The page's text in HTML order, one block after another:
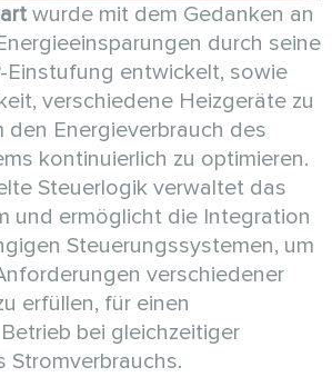
wurde mit dem Gedanken an
durch seine
Einstufung entwickelt, sowie
verschiedene Heizgeräte zu
den Energieverbrauch des
kontinuierlich zu optimieren.
Steuerlogik verwaltet das
und ermöglicht die Integration
Steuerungssystemen, um
verschiedener
erfüllen, für einen
bei gleichzeitiger
Stromverbrauchs.